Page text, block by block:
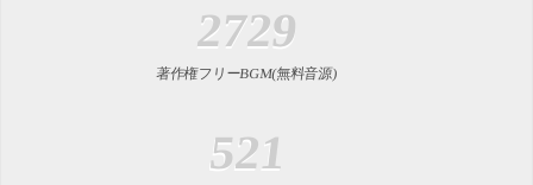
2729
著作権フリーBGM(無料音源)
521